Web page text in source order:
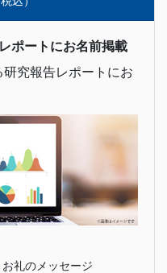
ポートにお名前掲載
究報告レポートにお
礼のメッセージ